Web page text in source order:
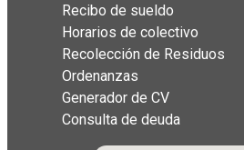
Recibo de sueldo
Horarios de colectivo
Recolección de Residuos
Ordenanzas
Generador de CV
Consulta de deuda